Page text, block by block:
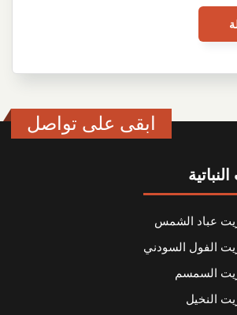
ابقى على تواصل
عباد الشمس
الفول السودني
السمسم
النخيل